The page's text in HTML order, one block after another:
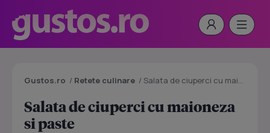
Gustos.ro / Retete culinare / Salata de ciuperci cu maioneza si paste
Salata de ciuperci cu maioneza
si paste